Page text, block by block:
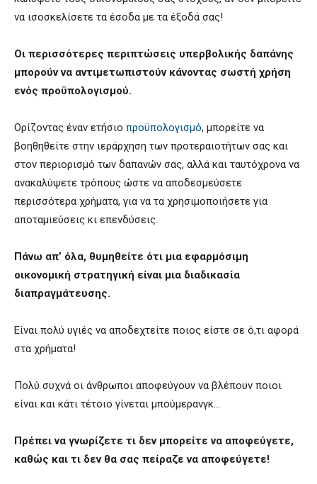
να ισοσκελίσετε τα έσοδα με τα έξοδά σας!
Οι περισσότερες περιπτώσεις υπερβολικής δαπάνης
μπορούν να αντιμετωπιστούν κάνοντας σωστή χρήση
ενός προϋπολογισμού.
Ορίζοντας έναν ετήσιο προϋπολογισμό, μπορείτε να
βοηθηθείτε στην ιεράρχηση των προτεραιοτήτων σας και
στον περιορισμό των δαπανών σας, αλλά και ταυτόχρονα να
ανακαλύψετε τρόπους ώστε να αποδεσμεύσετε
περισσότερα χρήματα, για να τα χρησιμοποιήσετε για
αποταμιεύσεις κι επενδύσεις.
Πάνω απ’ όλα, θυμηθείτε ότι μια εφαρμόσιμη
οικονομική στρατηγική είναι μια διαδικασία
διαπραγμάτευσης.
Είναι πολύ υγιές να αποδεχτείτε ποιος είστε σε ό,τι αφορά
στα χρήματα!
Πολύ συχνά οι άνθρωποι αποφεύγουν να βλέπουν ποιοι
είναι και κάτι τέτοιο γίνεται μπούμερανγκ…
Πρέπει να γνωρίζετε τι δεν μπορείτε να αποφεύγετε,
καθώς και τι δεν θα σας πείραζε να αποφεύγετε!